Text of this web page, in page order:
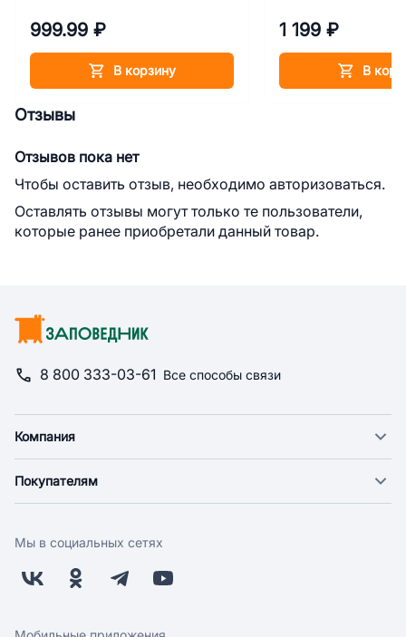
999.99 ₽
В корзину
1 199 ₽
В
Отзывы
Отзывов пока нет
Чтобы оставить отзыв, необходимо авторизоваться.
Оставлять отзывы могут только те пользователи,
которые ранее приобретали данный товар.
8 800 333-03-61 Все способы связи
Компания
Новости
Поставщикам
Заводчикам
Обратная связь
Покупателям
Оплата
Бонусная программа
Скидки и акции
Мы в социальных сетях